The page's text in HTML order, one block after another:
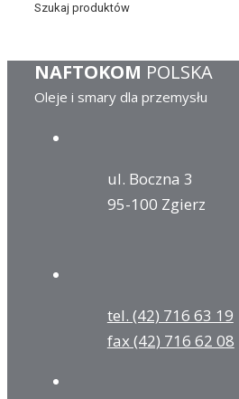
Szukaj produktów
NAFTOKOM POLSKA
Oleje i smary dla przemysłu
ul. Boczna 3
95-100 Zgierz
tel. (42) 716 63 19
fax (42) 716 62 08